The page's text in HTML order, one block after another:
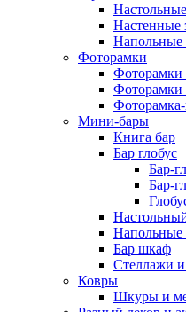
Настенные
Напольные
Фоторамки
Фоторамки
Фоторамки
Мини-бары
Книга бар
Бар глобус
Бар-
Бар-
Бар шкаф
Стеллажи
Ковры
Шкуры и